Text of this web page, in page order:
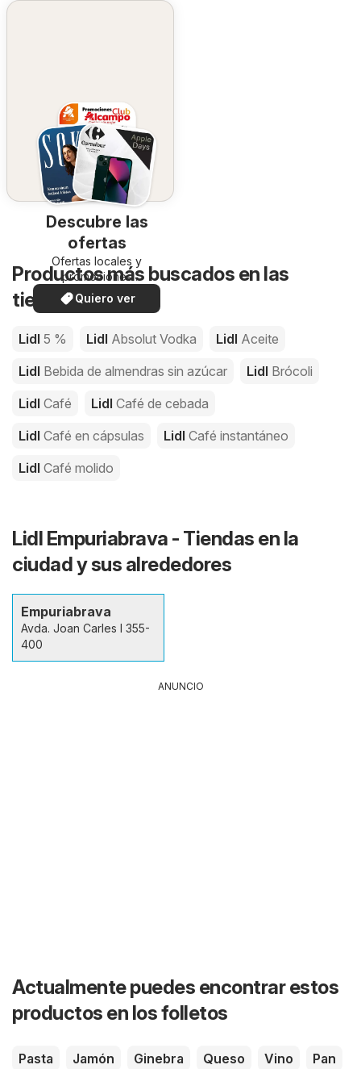
Descubre las
ofertas
Ofertas locales y
promociones
especiales.
Quiero ver
Productos más buscados en las
tiendas de Lidl
Lidl 5 % Lidl Absolut Vodka Lidl Aceite
Lidl Bebida de almendras sin azúcar Lidl Brócoli
Lidl Café Lidl Café de cebada
Lidl Café en cápsulas Lidl Café instantáneo
Lidl Café molido
Lidl Empuriabrava - Tiendas en la
ciudad y sus alrededores
Empuriabrava
Avda. Joan Carles I 355-
400
ANUNCIO
Actualmente puedes encontrar estos
productos en los folletos
Pasta Jamón Ginebra Queso Vino Pan